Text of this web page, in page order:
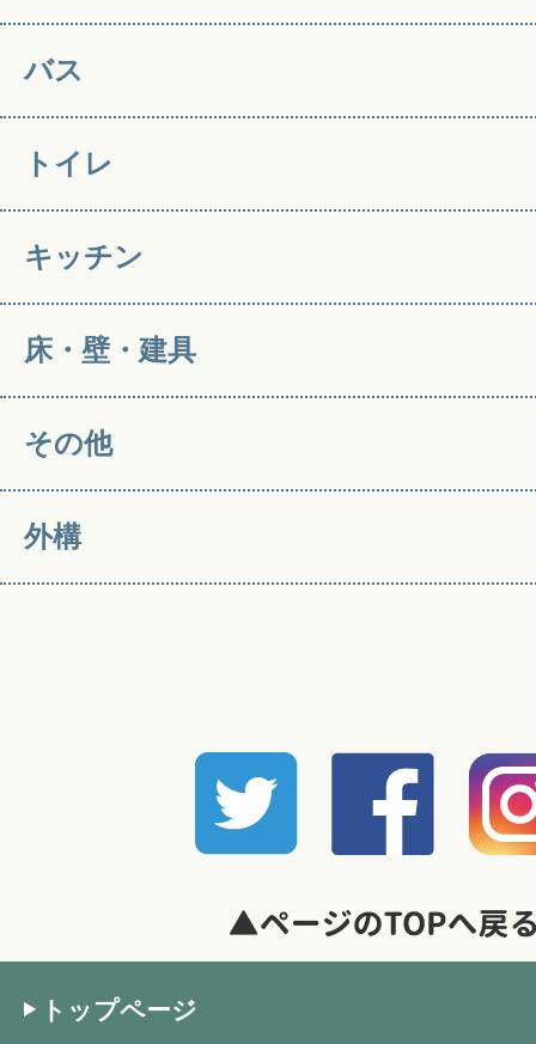
バス
トイレ
キッチン
床・壁・建具
その他
外構
トップページ